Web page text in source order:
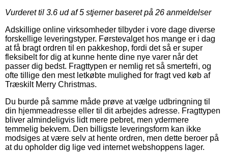
Vurderet til 3.6 ud af 5 stjerner baseret på 26 anmeldelser
Adskillige online virksomheder tilbyder i vore dage diverse
forskellige leveringstyper. Førstevalget hos mange er i dag
at få bragt ordren til en pakkeshop, fordi det så er super
fleksibelt for dig at kunne hente dine nye varer når det
passer dig bedst. Fragttypen er nemlig ret så smertefri, og
ofte tillige den mest letkøbte mulighed for fragt ved køb af
Træskilt Merry Christmas.
Du burde på samme måde prøve at vælge udbringning til
din hjemmeadresse eller til dit arbejdes adresse. Fragttypen
bliver almindeligvis lidt mere pebret, men ydermere
temmelig bekvem. Den billigste leveringsform kan ikke
modsiges at være selv at hente ordren, men dette beroer på
at du opholder dig lige ved internet webshoppens lager.